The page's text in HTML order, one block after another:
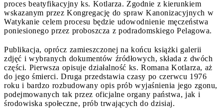
proces beatyfikacyjny ks. Kotlarza. Zgodnie z kierunkiem
wskazanym przez Kongregację do spraw Kanonizacyjnych w
Watykanie celem procesu będzie udowodnienie męczeństwa
poniesionego przez proboszcza z podradomskiego Pelagowa.
Publikacja, oprócz zamieszczonej na końcu książki galerii
zdjęć i wybranych dokumentów źródłowych, składa z dwóch
części. Pierwsza opisuje działalność ks. Romana Kotlarza, aż
do jego śmierci. Druga przedstawia czasy po czerwcu 1976
roku i bardzo rozbudowany opis prób wyjaśnienia jego zgonu,
podejmowanych tak przez oficjalne organy państwa, jak i
środowiska społeczne, prób trwających do dzisiaj.